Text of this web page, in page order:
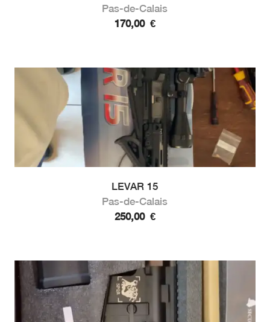
Pas-de-Calais
170,00 €
LEVAR 15
Pas-de-Calais
250,00 €